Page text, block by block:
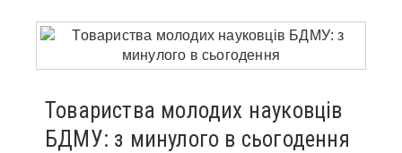
Товариства молодих науковців
БДМУ: з минулого в сьогодення